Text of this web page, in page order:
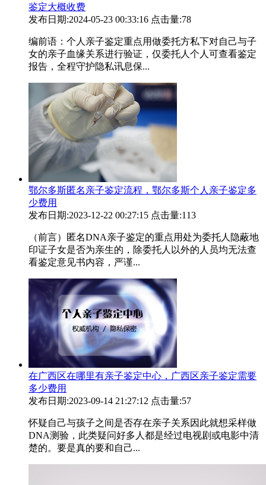
鉴定大概收费
发布日期:2024-05-23 00:33:16 点击量:78
编前语：个人亲子鉴定重点用做委托方私下对自己与子
女的亲子血缘关系进行验证，仅委托人个人可查看鉴定
报告，全程守护隐私讯息保...
鄂尔多斯匿名亲子鉴定流程，鄂尔多斯个人亲子鉴定多
少费用
发布日期:2023-12-22 00:27:15 点击量:113
（前言）匿名DNA亲子鉴定的重点用处为委托人隐蔽地
印证子女是否为亲生的，除委托人以外的人员均无法查
看鉴定意见书内容，严谨...
在广西区在哪里有亲子鉴定中心，广西区亲子鉴定需要
多少费用
发布日期:2023-09-14 21:27:12 点击量:57
怀疑自己与孩子之间是否存在亲子关系因此就想采样做
DNA测验，此类疑问好多人都是经过电视剧或电影中清
楚的。要是真的要和自己...